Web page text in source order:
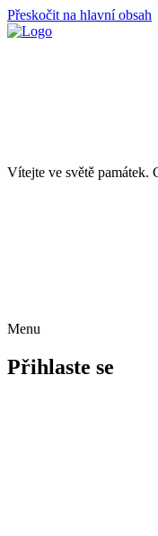
Přeskočit na hlavní obsah
Vítejte ve světě památek.
Menu
Přihlaste se